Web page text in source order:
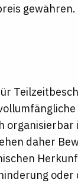
gewähren.
daher